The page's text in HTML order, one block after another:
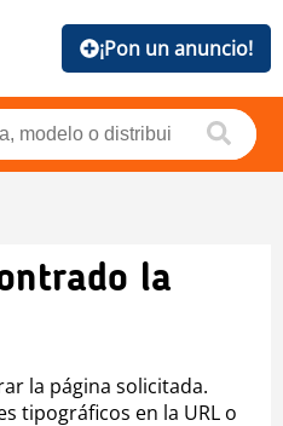
¡Pon un anuncio!
la
la página solicitada.
tipográficos en la URL o